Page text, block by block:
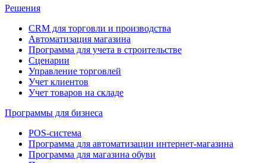
Решения
CRM для торговли и производства
Автоматизация магазина
Программа для учета в строительстве
Сценарии
Управление торговлей
Учет клиентов
Учет товаров на складе
Программы для бизнеса
POS-система
Программа для автоматизации интернет-магазина
Программа для магазина обуви